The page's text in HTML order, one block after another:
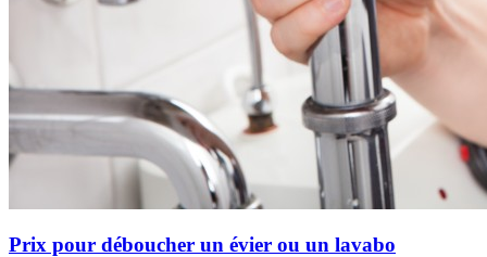
Prix pour déboucher un évier ou un lavabo